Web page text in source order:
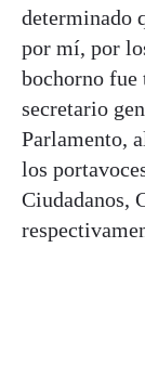
determinado
por mí, por
bochorno
secretario
Parlamento,
los
Ciudadanos,